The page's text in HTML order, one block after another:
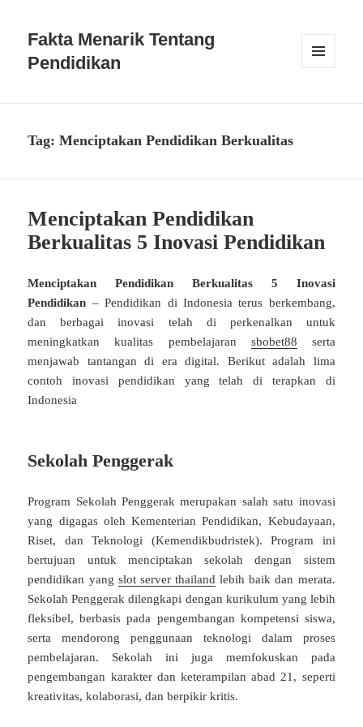
Fakta Menarik Tentang
Pendidikan
Tag:Menciptakan Pendidikan Berkualitas
Menciptakan Pendidikan
Berkualitas 5 Inovasi Pendidikan
Menciptakan Pendidikan Berkualitas 5 Inovasi
Pendidikan – Pendidikan di Indonesia terus berkembang,
dan berbagai inovasi telah di perkenalkan untuk
meningkatkan kualitas pembelajaran sbobet88 serta
menjawab tantangan di era digital. Berikut adalah lima
contoh inovasi pendidikan yang telah di terapkan di
Indonesia
Sekolah Penggerak
Program Sekolah Penggerak merupakan salah satu inovasi
yang digagas oleh Kementerian Pendidikan, Kebudayaan,
Riset, dan Teknologi (Kemendikbudristek). Program ini
bertujuan untuk menciptakan sekolah dengan sistem
pendidikan yang slot server thailand lebih baik dan merata.
Sekolah Penggerak dilengkapi dengan kurikulum yang lebih
fleksibel, berbasis pada pengembangan kompetensi siswa,
serta mendorong penggunaan teknologi dalam proses
pembelajaran. Sekolah ini juga memfokuskan pada
pengembangan karakter dan keterampilan abad 21, seperti
kreativitas, kolaborasi, dan berpikir kritis.